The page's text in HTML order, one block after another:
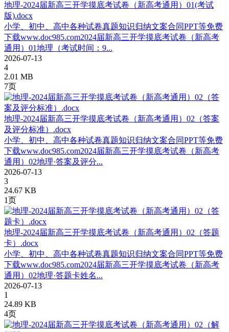
地理-2024届新高三开学摸底考试卷（新高考通用）01(考试
版).docx
小学、初中、高中各种试卷真题知识归纳文案合同PPT等免费
下载www.doc985.com2024届新高三开学摸底考试卷（新高考
通用）01地理（考试时间：9...
2026-07-13
4
2.01 MB
7页
地理-2024届新高三开学摸底考试卷（新高考通用）02（答案
及评分标准）.docx
小学、初中、高中各种试卷真题知识归纳文案合同PPT等免费
下载www.doc985.com2024届新高三开学摸底考试卷（新高考
通用）02地理·答案及评分...
2026-07-13
3
24.67 KB
1页
地理-2024届新高三开学摸底考试卷（新高考通用）02（答题
卡）.docx
小学、初中、高中各种试卷真题知识归纳文案合同PPT等免费
下载www.doc985.com2024届新高三开学摸底考试卷（新高考
通用）02地理·答题卡姓名...
2026-07-13
1
24.89 KB
4页